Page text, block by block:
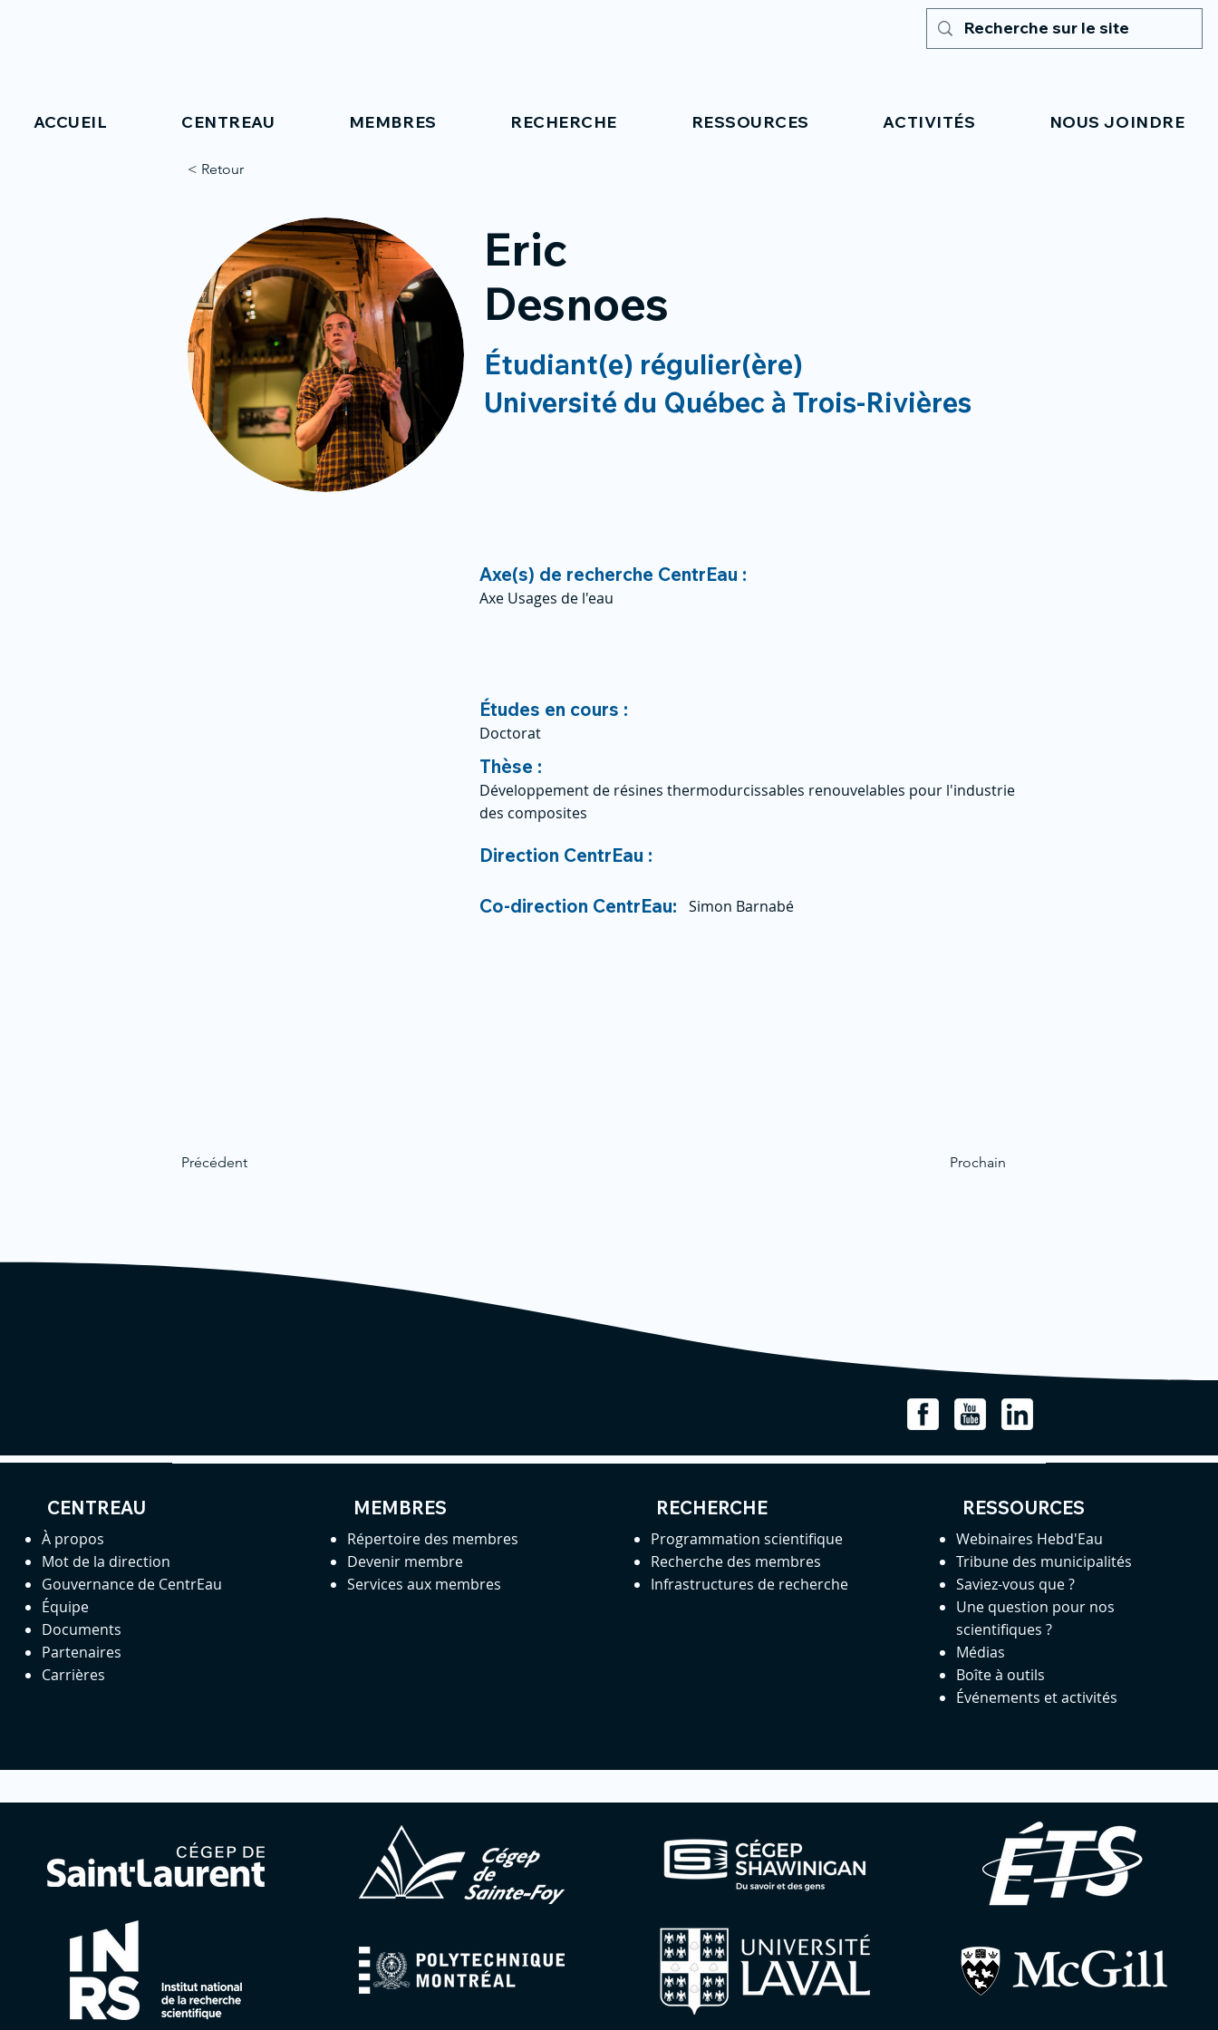
ACCUEIL CENTREAU MEMBRES RECHERCHE RESSOURCES ACTIVITÉS NOUS JOINDRE
< Retour
Eric
Desnoes
Étudiant(e) régulier(ère)
Université du Québec à Trois-Rivières
Axe(s) de recherche CentrEau :
Axe Usages de l'eau
Études en cours :
Doctorat
Thèse :
Développement de résines thermodurcissables renouvelables pour l'industrie
des composites
Précédent
Direction CentrEau :
Co-direction CentrEau: Simon Barnabé
Prochain
CENTREAU
À propos
Mot de la direction
Gouvernance de CentrEau
Équipe
Documents
Partenaires
Carrières
MEMBRES
Répertoire des membres
Devenir membre
Services aux membres
RECHERCHE
Programmation scientifique
Recherche des membres
Infrastructures de recherche
RESSOURCES
Webinaires Hebd'Eau
Tribune des municipalités
Saviez-vous que ?
Une question pour nos
scientifiques ?
Médias
Boîte à outils
Événements et activités